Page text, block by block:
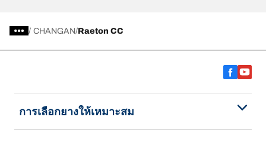
/ CHANGAN Raeton CC
การเลือกยางให้เหมาะสม